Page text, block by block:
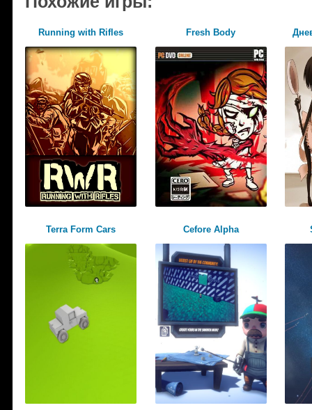
Running with Rifles Fresh Body
Terra Form Cars Cefore Alpha